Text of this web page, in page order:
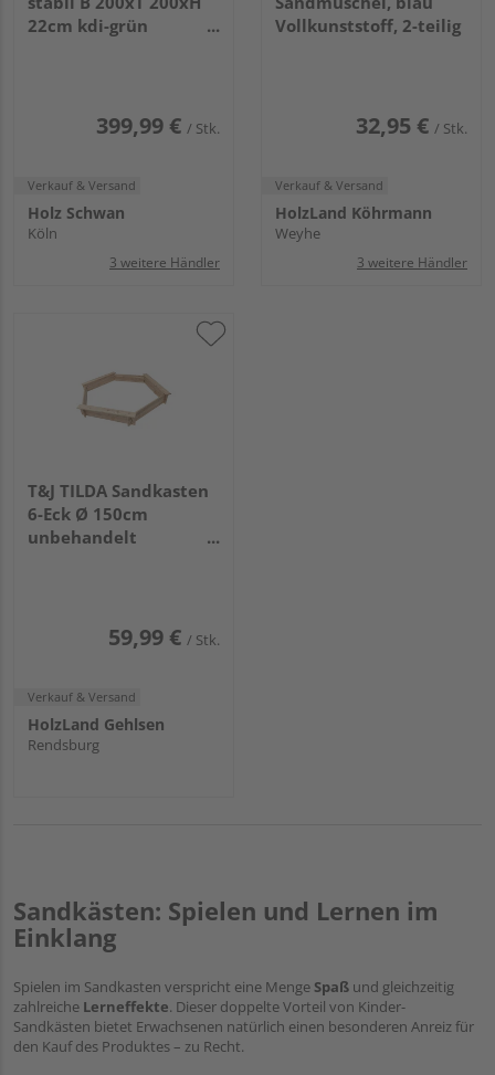
22cm kdi-grün
399,99 € / Stk.
Verkauf & Versand
Holz Schwan
Köln
3 weitere Händler
Vollkunststoff, 2-teilig
32,95 € / Stk.
Verkauf & Versand
HolzLand Köhrmann
Weyhe
3 weitere Händler
T&J TILDA Sandkasten
6-Eck Ø 150cm
unbehandelt
59,99 € / Stk.
Verkauf & Versand
HolzLand Gehlsen
Rendsburg
Sandkästen: Spielen und Lernen im
Einklang
Spielen im Sandkasten verspricht eine Menge Spaß und gleichzeitig
zahlreiche Lerneffekte. Dieser doppelte Vorteil von Kinder-
Sandkästen bietet Erwachsenen natürlich einen besonderen Anreiz für
den Kauf des Produktes – zu Recht.